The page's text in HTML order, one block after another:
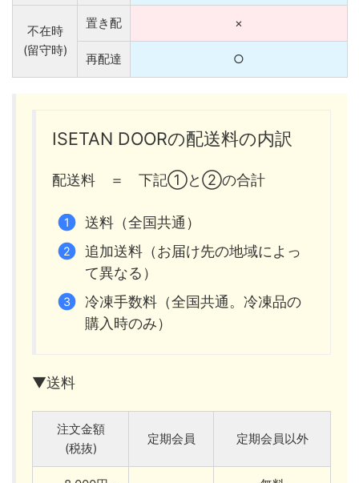
不在時
(留守時)
置き配 ×
再配達 ○
ISETAN DOORの配送料の内訳
配送料 ＝ 下記①と②の合計
送料（全国共通）
追加送料（お届け先の地域によっ
て異なる）
冷凍手数料（全国共通。冷凍品の
購入時のみ）
▼送料
注文金額
(税抜)
定期会員 定期会員以外